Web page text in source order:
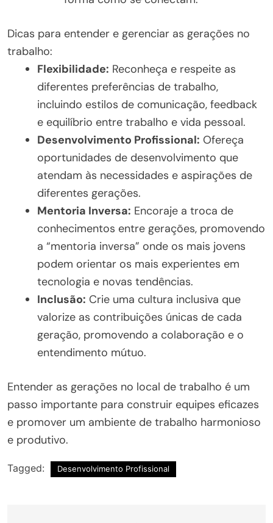
Dicas para entender e gerenciar as gerações no
trabalho:
Flexibilidade: Reconheça e respeite as
diferentes preferências de trabalho,
incluindo estilos de comunicação, feedback
e equilíbrio entre trabalho e vida pessoal.
Desenvolvimento Profissional: Ofereça
oportunidades de desenvolvimento que
atendam às necessidades e aspirações de
diferentes gerações.
Mentoria Inversa: Encoraje a troca de
conhecimentos entre gerações, promovendo
a “mentoria inversa” onde os mais jovens
podem orientar os mais experientes em
tecnologia e novas tendências.
Inclusão: Crie uma cultura inclusiva que
valorize as contribuições únicas de cada
geração, promovendo a colaboração e o
entendimento mútuo.
Entender as gerações no local de trabalho é um
passo importante para construir equipes eficazes
e promover um ambiente de trabalho harmonioso
e produtivo.
Tagged: Desenvolvimento Profissional